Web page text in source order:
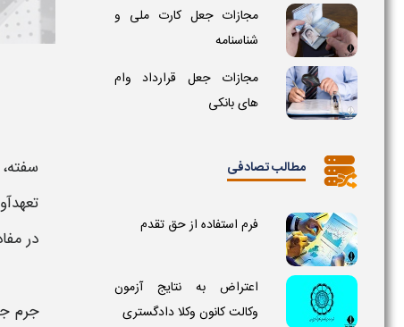
سفته
در
جرم
مجازات جعل کارت ملی و
شناسنامه
مجازات جعل قرارداد وام
های بانکی
مطالب تصادفی
فرم استفاده از حق تقدم
اعتراض به نتایج آزمون
وکالت کانون وکلا دادگستری